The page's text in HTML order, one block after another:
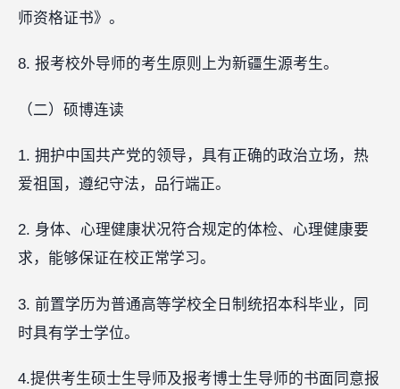
师资格证书》。
8. 报考校外导师的考生原则上为新疆生源考生。
（二）硕博连读
1. 拥护中国共产党的领导，具有正确的政治立场，热
爱祖国，遵纪守法，品行端正。
2. 身体、心理健康状况符合规定的体检、心理健康要
求，能够保证在校正常学习。
3. 前置学历为普通高等学校全日制统招本科毕业，同
时具有学士学位。
4.提供考生硕士生导师及报考博士生导师的书面同意报